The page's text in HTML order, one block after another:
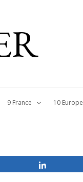
9 France 10 Europe